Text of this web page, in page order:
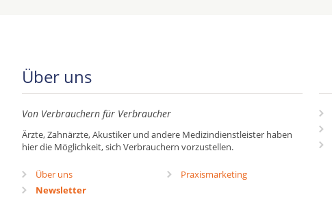
Über uns
Von Verbrauchern für Verbraucher
Ärzte, Zahnärzte, Akustiker und andere Medizindienstleister haben
hier die Möglichkeit, sich Verbrauchern vorzustellen.
Über uns
Newsletter
Praxismarketing